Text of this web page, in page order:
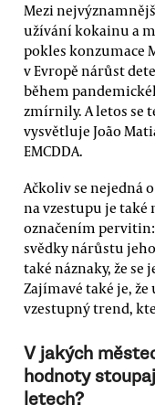
Mezi
užívání kokainu a
pokles konzumace
v Evropě nárůst
během
zmírnily. A letos se
vysvětluje João
EMCDDA.
Ačkoliv se nejedná
na vzestupu je
označením pervitin:
svědky nárůstu
také náznaky, že se
Zajímavé také je,
vzestupný trend,